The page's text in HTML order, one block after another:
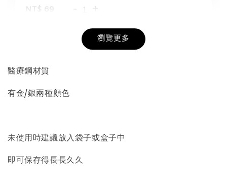
NT$ 69
+
瀏覽更多
醫療鋼材質
有金/銀兩種顏色
未使用時建議放入袋子或盒子中
即可保存得長長久久